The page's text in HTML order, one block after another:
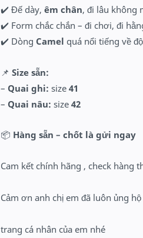
✔️ Đế dày, êm chân, đi lâu không
✔️ Form chắc chắn – đi chơi, đi
✔️ Dòng Camel quá nổi tiếng về
📌 Size sẵn:
– Quai ghi: size 41
– Quai nâu: size 42
📦 Hàng sẵn – chốt là gửi ngay
Cam kết chính hãng , check hàng
Cảm ơn anh chị em đã luôn ủng
trang cá nhân của em nhé